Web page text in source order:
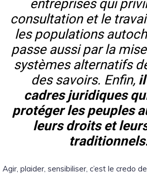
entreprises qui
consultation et le
les populations
passe aussi par la
systèmes alternatifs
des savoirs. Enfin,
cadres juridiques
protéger les peuples
leurs droits et
Agir, plaider, sensibiliser, c’est le credo